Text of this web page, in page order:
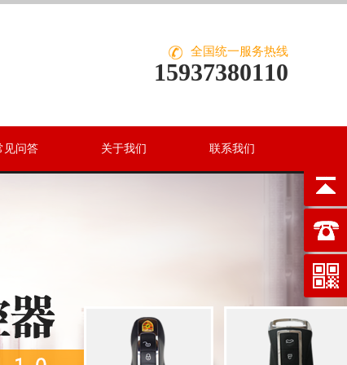
全国统一服务热线
15937380110
见问答 关于我们 联系我们